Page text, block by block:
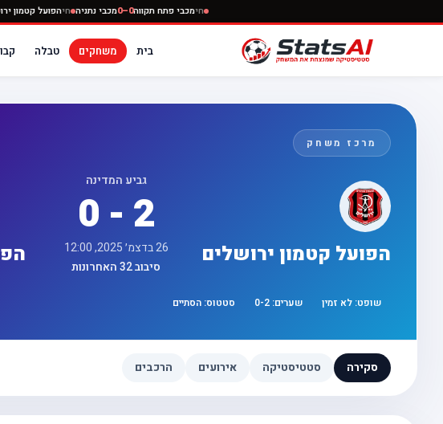
חימכבי פתח תקווה0–0 מכבי נתניה חיהפועל
בית משחקים טבלה
מרכז משחק
הפועל קטמון ירושלים
גביע המדינה
0 - 2
26 בדצמ׳ 2025, 12:00
סיבוב 32 האחרונות
שופט: לא זמין שערים: 0-2 סטטוס: הסתיים
סקירה סטטיסטיקה אירועים הרכבים